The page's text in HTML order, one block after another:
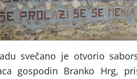
svečano je otvorio
gospodin Branko Hrg,